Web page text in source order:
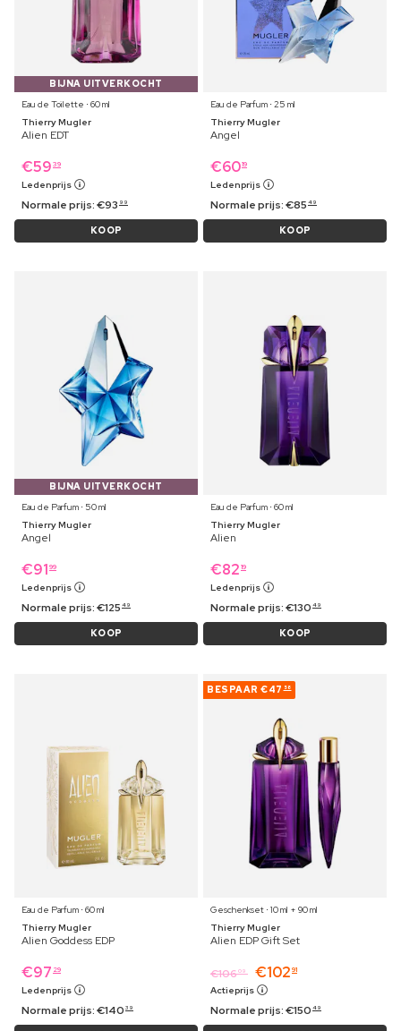
BIJNA UITVERKOCHT
Eau de Toilette ⋅ 60 ml
Thierry Mugler
Alien EDT
€59 39
Ledenprijs
Normale prijs:€93 99
KOOP
Eau de Parfum ⋅ 25 ml
Thierry Mugler
Angel
€6019
Ledenprijs
Normale prijs:€85 49
KOOP
BIJNA UITVERKOCHT
Eau de Parfum ⋅ 50 ml
Thierry Mugler
Angel
€91 99
Ledenprijs
Normale prijs:€125 49
KOOP
Eau de Parfum ⋅ 60 ml
Thierry Mugler
Alien
€82 19
Ledenprijs
Normale prijs:€130 49
KOOP
Eau de Parfum ⋅ 60 ml
Thierry Mugler
Alien Goddess EDP
€97 29
Ledenprijs
Normale prijs:€140 39
BESPAAR €47 58
Geschenkset ⋅ 10 ml + 90 ml
Thierry Mugler
Alien EDP Gift Set
€10609 €102 91
Actieprijs
Normale prijs:€150 49